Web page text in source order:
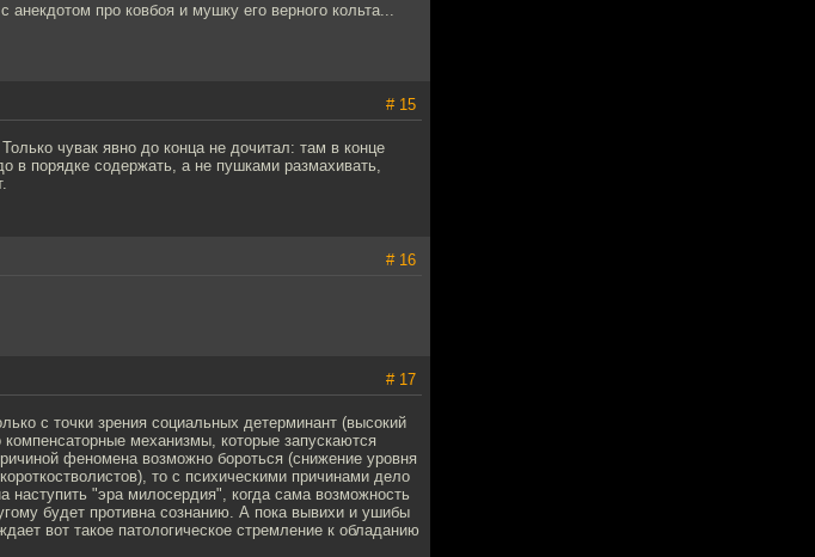
про ковбоя и мушку его верного кольта...
# 15
чувак явно до конца не дочитал: там в конце
в порядке содержать, а не пушками размахивать,
# 16
# 17
с точки зрения социальных детерминант (высокий
механизмы, которые запускаются
феномена возможно бороться (снижение уровня
то с психическими причинами дело
наступить "эра милосердия", когда сама возможность
будет противна сознанию. А пока вывихи и ушибы
вот такое патологическое стремление к обладанию